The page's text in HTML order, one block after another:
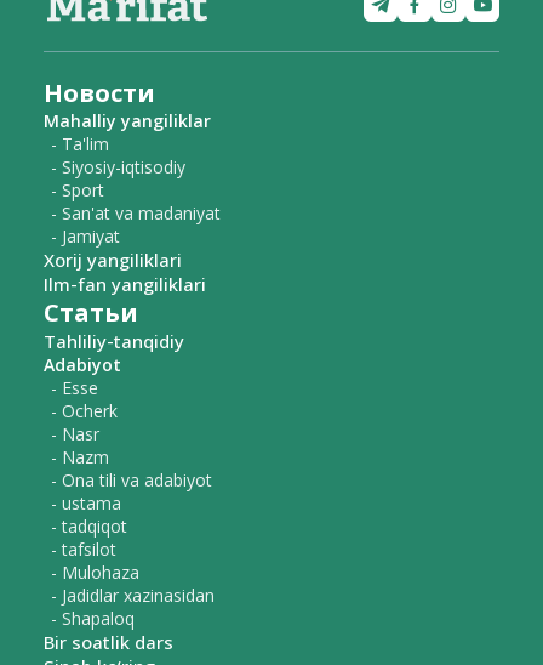
Новости
Mahalliy yangiliklar
- Ta'lim
- Siyosiy-iqtisodiy
- Sport
- San'at va madaniyat
- Jamiyat
Xorij yangiliklari
Ilm-fan yangiliklari
Статьи
Tahliliy-tanqidiy
Adabiyot
- Esse
- Ocherk
- Nasr
- Nazm
- Ona tili va adabiyot
- ustama
- tadqiqot
- tafsilot
- Mulohaza
- Jadidlar xazinasidan
- Shapaloq
Bir soatlik dars